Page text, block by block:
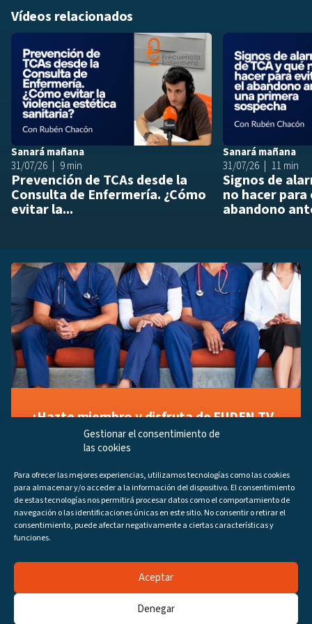
Gestionar el consentimiento de
las cookies
Para ofrecer las mejores experiencias, utilizamos tecnologías como las cookies
para almacenar y/o acceder a la información del dispositivo. El consentimiento
de estas tecnologías nos permitirá procesar datos como el comportamiento de
navegación o las identificaciones únicas en este sitio. No consentir o retirar el
consentimiento, puede afectar negativamente a ciertas características y
funciones.
Aceptar
Denegar
Vídeos relacionados
Añadir a
Sanará mañana
31/07/26
9 min
Prevención de TCAs desde la
Consulta de Enfermería. ¿Cómo
evitar la...
Sanará mañana
31/07/26
11 min
Signos de
no hacer
abandono
¡Hazte miembro y disfruta de FUDEN TV
a tu manera!
Regístrate ahora gratuitamente y marca tus videos
los últimos programas disponibles.
Regístrate ahora
Canales Programas DIRECTO